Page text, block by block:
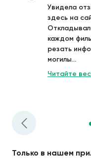
Увидела
здесь на
каждом
резать
могилы...
Читайте
Только в нашем